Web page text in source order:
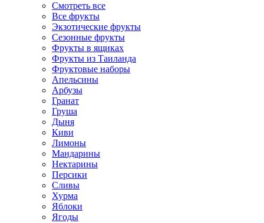
Смотреть все
Все фрукты
Экзотические фрукты
Сезонные фрукты
Фрукты в ящиках
Фрукты из Таиланда
Фруктовые наборы
Апельсины
Арбузы
Гранат
Груша
Дыня
Киви
Лимоны
Мандарины
Нектарины
Персики
Сливы
Хурма
Яблоки
Ягоды